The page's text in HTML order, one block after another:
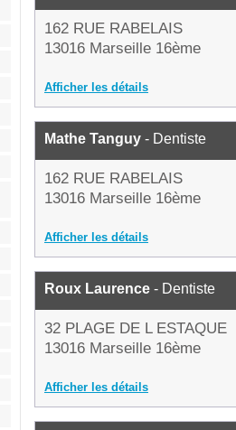
162 RUE RABELAIS
13016 Marseille 16ème
Afficher les détails
Mathe Tanguy - Dentiste
162 RUE RABELAIS
13016 Marseille 16ème
Afficher les détails
Roux Laurence - Dentiste
32 PLAGE DE L ESTAQUE
13016 Marseille 16ème
Afficher les détails